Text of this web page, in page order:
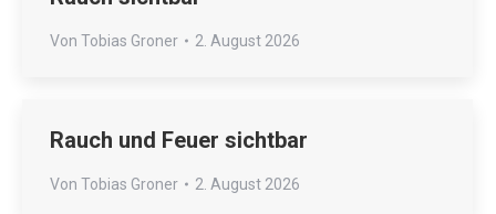
Von Tobias Groner 2. August 2026
Rauch und Feuer sichtbar
Von Tobias Groner 2. August 2026